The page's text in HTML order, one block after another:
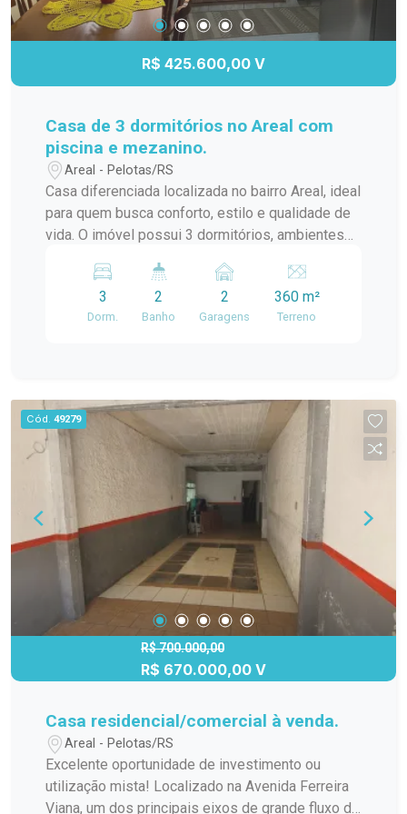
R$ 425.600,00 V
Casa de 3 dormitórios no Areal com
piscina e mezanino.
Areal - Pelotas/RS
Casa diferenciada localizada no bairro Areal, ideal
para quem busca conforto, estilo e qualidade de
vida. O imóvel possui 3 dormitórios, ambientes
proporcionando aconchego e bem-estar.
Destaque arquitetônico O mezanino valoriza o
projeto e oferece múltiplas possibilidades de
Ambientes integrados que garantem praticidade
no dia a dia e maior convivência entre os
espaços. Área externa Piscina, perfeita para
momentos de lazer com família e amigos; Área
de serviço; Banheiro social; Espaço para
estacionamento. Uma oportunidade única para
morar bem, com conforto, lazer e excelente
localização em um dos bairros mais tradicionais
de Pelotas.
3
Dorm.
2
Banho
2
Garagens
360 m²
Terreno
Cód. 49279
R$ 700.000,00
R$ 670.000,00 V
Casa residencial/comercial à venda.
Areal - Pelotas/RS
Excelente oportunidade de investimento ou
utilização mista! Localizado na Avenida Ferreira
Viana, um dos principais eixos de grande fluxo de